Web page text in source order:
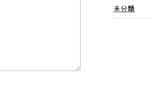
未分類